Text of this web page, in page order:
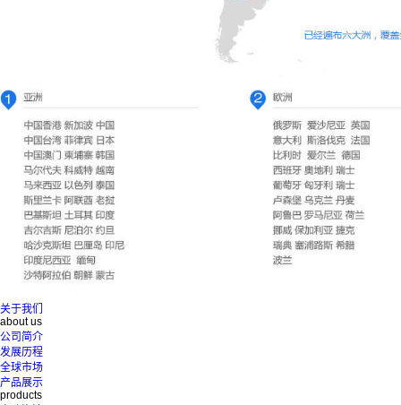
关于我们
about us
公司简介
发展历程
全球市场
产品展示
products